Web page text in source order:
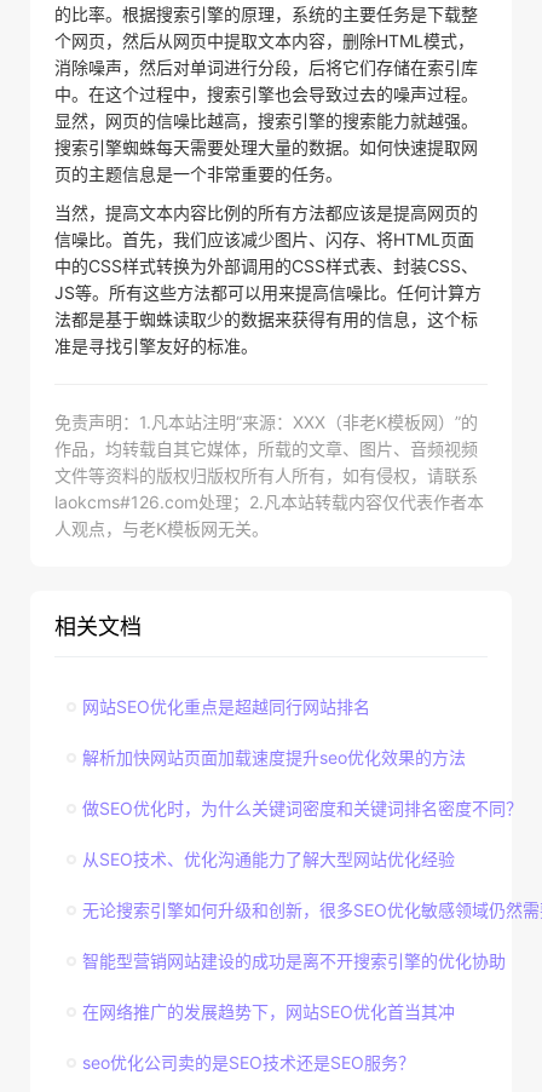
的比率。根据搜索引擎的原理，系统的主要任务是下载整
个网页，然后从网页中提取文本内容，删除HTML模式，
消除噪声，然后对单词进行分段，后将它们存储在索引库
中。在这个过程中，搜索引擎也会导致过去的噪声过程。
显然，网页的信噪比越高，搜索引擎的搜索能力就越强。
搜索引擎蜘蛛每天需要处理大量的数据。如何快速提取网
页的主题信息是一个非常重要的任务。
当然，提高文本内容比例的所有方法都应该是提高网页的
信噪比。首先，我们应该减少图片、闪存、将HTML页面
中的CSS样式转换为外部调用的CSS样式表、封装CSS、
JS等。所有这些方法都可以用来提高信噪比。任何计算方
法都是基于蜘蛛读取少的数据来获得有用的信息，这个标
准是寻找引擎友好的标准。
免责声明：1.凡本站注明“来源：XXX（非老K模板网）”的
作品，均转载自其它媒体，所载的文章、图片、音频视频
文件等资料的版权归版权所有人所有，如有侵权，请联系
laokcms#126.com处理；2.凡本站转载内容仅代表作者本
人观点，与老K模板网无关。
相关文档
网站SEO优化重点是超越同行网站排名
解析加快网站页面加载速度提升seo优化效果的方法
做SEO优化时，为什么关键词密度和关键词排名密度不同？
从SEO技术、优化沟通能力了解大型网站优化经验
无论搜索引擎如何升级和创新，很多SEO优化敏感领域仍然
智能型营销网站建设的成功是离不开搜索引擎的优化协助
在网络推广的发展趋势下，网站SEO优化首当其冲
seo优化公司卖的是SEO技术还是SEO服务？